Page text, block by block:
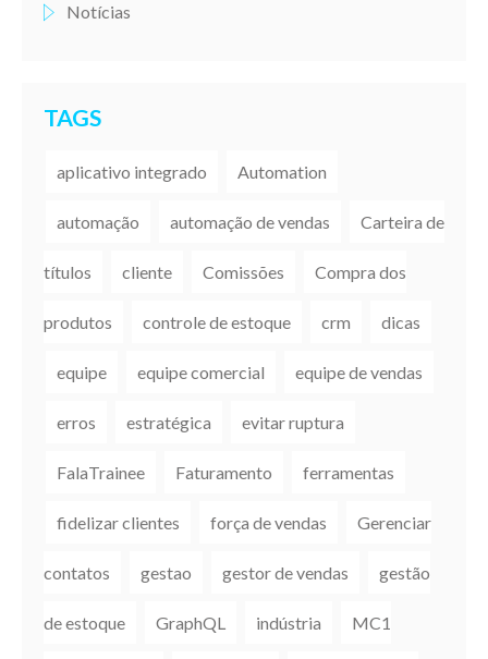
Notícias
TAGS
aplicativo integrado Automation
automação automação de vendas Carteira de
títulos cliente Comissões Compra dos
produtos controle de estoque crm dicas
equipe equipe comercial equipe de vendas
erros estratégica evitar ruptura
FalaTrainee Faturamento ferramentas
fidelizar clientes força de vendas Gerenciar
contatos gestao gestor de vendas gestão
de estoque GraphQL indústria MC1